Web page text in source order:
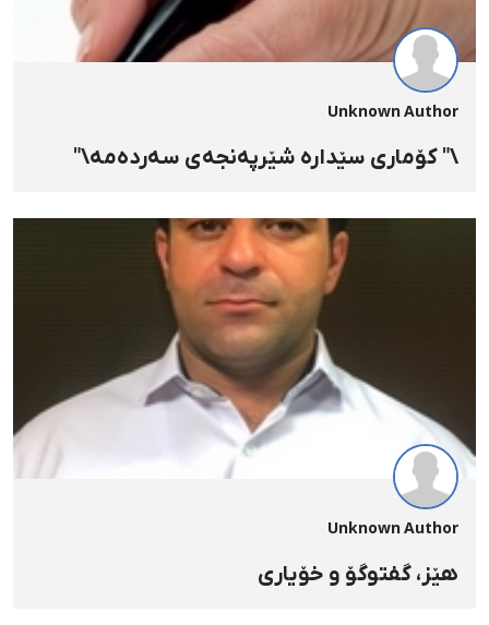
Unknown Author
\" کۆماری سێدارە شێرپەنجەی سەردەمە\"
Unknown Author
هێز، گفتوگۆ و خۆیاری